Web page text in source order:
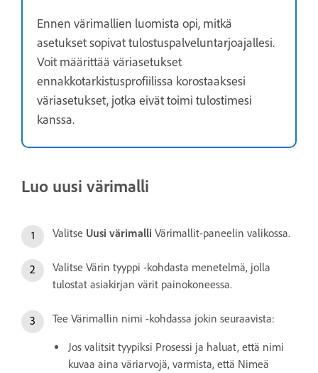
Ennen värimallien luomista opi, mitkä
asetukset sopivat tulostuspalveluntarjoajallesi.
Voit määrittää väriasetukset
ennakkotarkistusprofiilissa korostaaksesi
väriasetukset, jotka eivät toimi tulostimesi
kanssa.
Luo uusi värimalli
Valitse Uusi värimalli Värimallit-paneelin valikossa.
Valitse Värin tyyppi -kohdasta menetelmä, jolla
tulostat asiakirjan värit painokoneessa.
Tee Värimallin nimi -kohdassa jokin seuraavista:
Jos valitsit tyypiksi Prosessi ja haluat, että nimi
kuvaa aina väriarvojä, varmista, että Nimeä